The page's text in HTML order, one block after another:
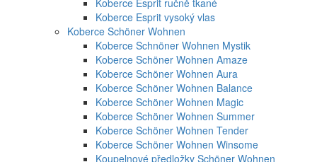
Koberce Esprit ručně tkané
Koberce Esprit vysoký vlas
Koberce Schöner Wohnen
Koberce Schnöner Wohnen Mystik
Koberce Schöner Wohnen Amaze
Koberce Schöner Wohnen Aura
Koberce Schöner Wohnen Balance
Koberce Schöner Wohnen Magic
Koberce Schöner Wohnen Summer
Koberce Schöner Wohnen Tender
Koberce Schöner Wohnen Winsome
Koupelnové předložky Schöner Wohnen